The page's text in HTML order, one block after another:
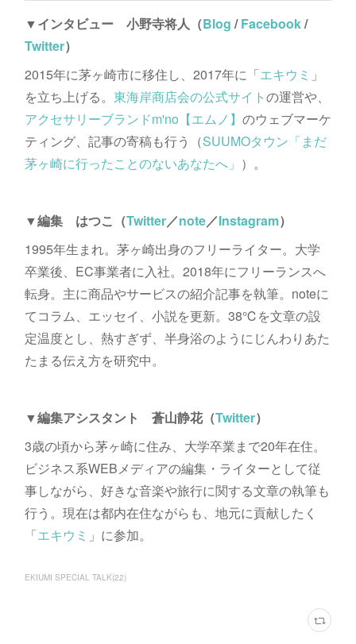
▼インタビュー 小野寺将人（Blog /Facebook/
Twitter）
2015年に茅ヶ崎市に移住し、2017年に「エキウミ 」
を立ち上げる。 東海岸商店会の公式サイトの運営や、
アクセサリーブランドm'no【エムノ】 のウェブマーケ
ティング、記事の寄稿も行う（SUUMOタウン「まだ
茅ヶ崎に行ったことのないあなたへ」 ）。
▼編集 はつこ（Twitter／note／Instagram）
1995年生まれ。茅ヶ崎出身のフリーライター。大学
卒業後、EC事業者に入社。2018年にフリーランスへ
転身。主に商品やサービスの紹介記事を執筆。noteに
てコラム、エッセイ、小説を更新。38℃を文章の設
定温度とし、熱すぎず、半身浴のようにじんわりあた
たまる伝え方を研究中。
▼編集アシスタント 蒼山静花（Twitter）
3歳の頃から茅ヶ崎に住み、大学卒業まで20年在住。
ビジネス系WEBメディアの編集・ライターとして従
事しながら、好きな音楽や旅行に関する文章の執筆も
行う。現在は都内在住ながらも、地元に貢献したく
「エキウミ 」に参加。
EKIUMI SPECIAL TALK(22)